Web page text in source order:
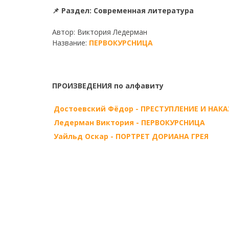
📌 Раздел: Современная литература
Автор: Виктория Ледерман
Название: ПЕРВОКУРСНИЦА
ПРОИЗВЕДЕНИЯ по алфавиту
Достоевский Фёдор - ПРЕСТУПЛЕНИЕ И
Ледерман Виктория - ПЕРВОКУРСНИЦА
Уайльд Оскар - ПОРТРЕТ ДОРИАНА ГРЕЯ